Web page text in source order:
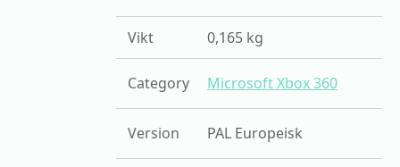
Vikt 0,165 kg
Category Microsoft Xbox 360
Version PAL Europeisk